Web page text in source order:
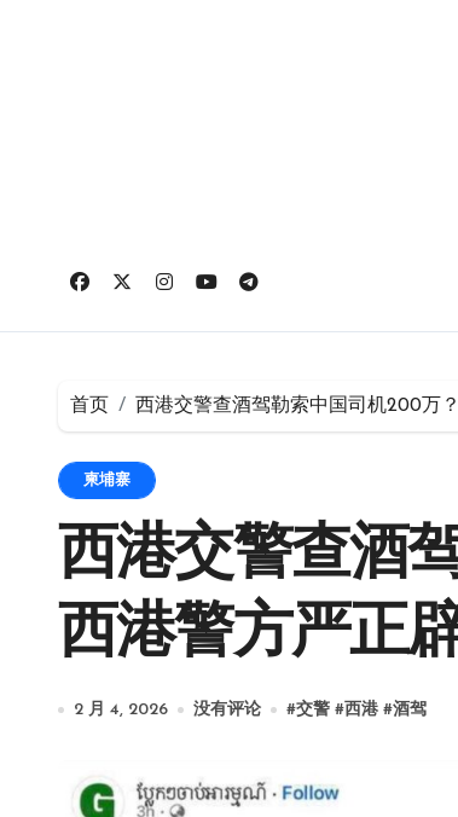
首页 西港交警查酒驾勒索中国司机200万
柬埔寨
西港交警查酒
西港警方严正
2 月 4, 2026 没有评论 #交警 #西港 #酒驾